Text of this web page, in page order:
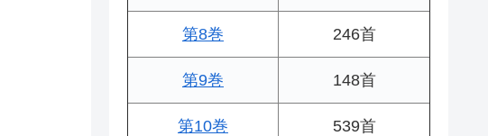
第8巻 246首
第9巻 148首
第10巻 539首